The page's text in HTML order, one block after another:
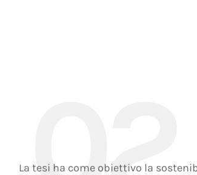
La tesi ha come obiettivo la